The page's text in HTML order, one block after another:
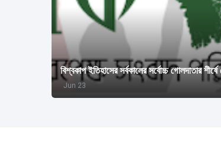
বিশ্বকাপ ইতিহাসের সর্বকালের সর্বোচ্চ গোলদাতার শীর্ষে
Jun 23